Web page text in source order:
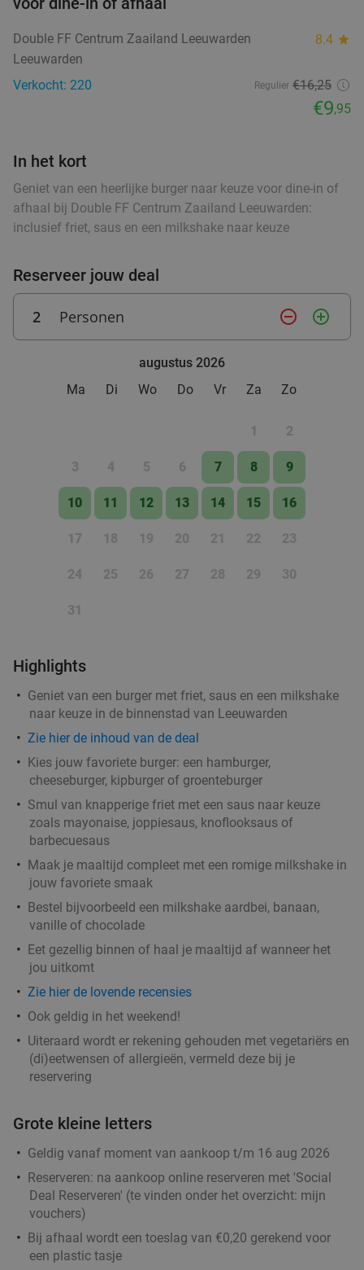
food
food
Wo
Do
Hof van Oldeberkoop
Oldeberkoop 27 min.directions_car
3-gangen keuzediner bij Heerlijkheid
Vandaag Morgen Zo Wo
Do
Marum
Regulier €42 ,20
€23
Double FF Centrum Zaailand Leeuwarden 8.4 star
Leeuwarden
Verkocht: 220
Regulier €16,25
€9,95
In het kort
Geniet van een heerlijke burger naar keuze voor dine-in of
afhaal bij Double FF Centrum Zaailand Leeuwarden:
inclusief friet, saus en een milkshake naar keuze
Reserveer jouw deal
2 Personen remove_circle_outline add_circle_outline
augustus 2026
Ma
Di Wo Do Vr Za Zo
1 2
3 4 5 6 7 8 9
10 11 12 13 14 15 16
17 18 19 20 21 22 23
24 25 26 27 28 29 30
31
Highlights
Geniet van een burger met friet, saus en een milkshake
naar keuze in de binnenstad van Leeuwarden
Zie hier de inhoud van de deal
Kies jouw favoriete burger: een hamburger,
cheeseburger, kipburger of groenteburger
Smul van knapperige friet met een saus naar keuze
zoals mayonaise, joppiesaus, knoflooksaus of
barbecuesaus
Maak je maaltijd compleet met een romige milkshake in
jouw favoriete smaak
Bestel bijvoorbeeld een milkshake aardbei, banaan,
vanille of chocolade
Eet gezellig binnen of haal je maaltijd af wanneer het
jou uitkomt
Zie hier de lovende recensies
Ook geldig in het weekend!
Uiteraard wordt er rekening gehouden met vegetariërs en
(di)eetwensen of allergieën, vermeld deze bij je
reservering
Grote kleine letters
Geldig vanaf moment van aankoop t/m 16 aug 2026
Reserveren: na aankoop online reserveren met 'Social
Deal Reserveren' (te vinden onder het overzicht: mijn
vouchers)
Bij afhaal wordt een toeslag van €0,20 gerekend voor
een plastic tasje